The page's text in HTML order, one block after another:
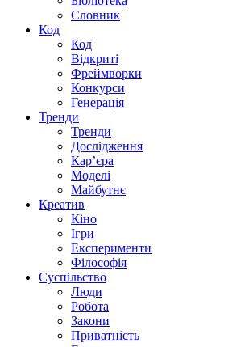
Словник
Код
Код
Відкриті
Фреймворки
Конкурси
Генерація
Тренди
Тренди
Дослідження
Кар’єра
Моделі
Майбутнє
Креатив
Кіно
Ігри
Експерименти
Філософія
Суспільство
Люди
Робота
Закони
Приватність